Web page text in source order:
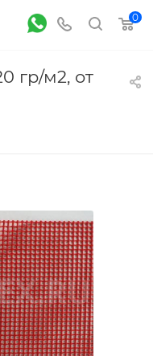
0
гр/м2, от